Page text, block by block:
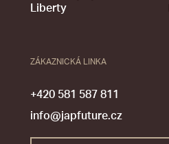
Liberty
ZÁKAZNICKÁ LINKA
+420 581 587 811
info@japfuture.cz